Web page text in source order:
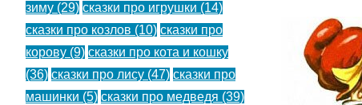
зиму (29) сказки про игрушки (14)
сказки про козлов (10) сказки про
корову (9) сказки про кота и кошку
(36) сказки про лису (47) сказки про
машинки (5) сказки про медведя (39)